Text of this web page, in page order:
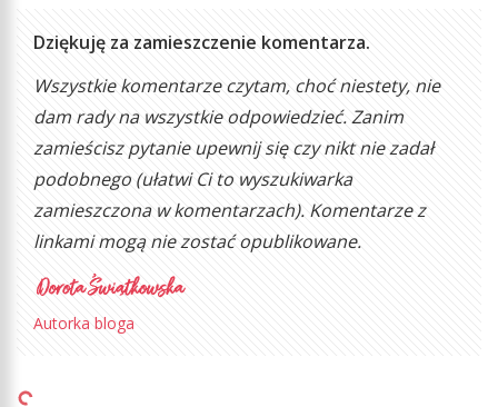
Dziękuję za zamieszczenie komentarza.
Wszystkie komentarze czytam, choć niestety, nie
dam rady na wszystkie odpowiedzieć. Zanim
zamieścisz pytanie upewnij się czy nikt nie zadał
podobnego (ułatwi Ci to wyszukiwarka
zamieszczona w komentarzach). Komentarze z
linkami mogą nie zostać opublikowane.
Autorka bloga